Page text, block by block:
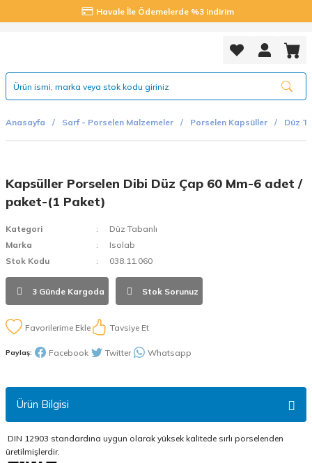
Havale İle Ödemelerde %3 indirim
Anasayfa Sarf - Porselen Malzemeler Porselen Kapsüller Düz
Kapsüller Porselen Dibi Düz Çap 60 Mm-6 adet /
paket-(1 Paket)
Kategori
Düz Tabanlı
Marka
Isolab
Stok Kodu
038.11.060
3 Günde Kargoda Stok Sorunuz
Tavsiye Et
Paylaş: Facebook Twitter Whatsapp
Ürün Bilgisi
DIN 12903 standardına uygun olarak yüksek kalitede sırlı porselenden
üretilmişlerdir.